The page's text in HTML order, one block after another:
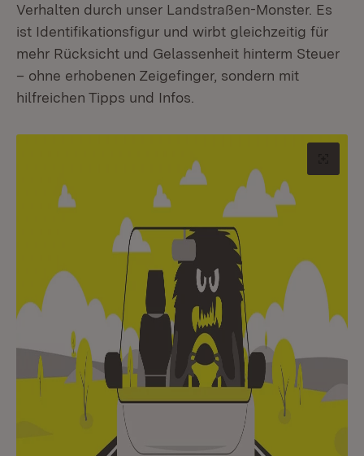
Verhalten durch unser Landstraßen-Monster. Es
ist Identifikationsfigur und wirbt gleichzeitig für
mehr Rücksicht und Gelassenheit hinterm Steuer
– ohne erhobenen Zeigefinger, sondern mit
hilfreichen Tipps und Infos.